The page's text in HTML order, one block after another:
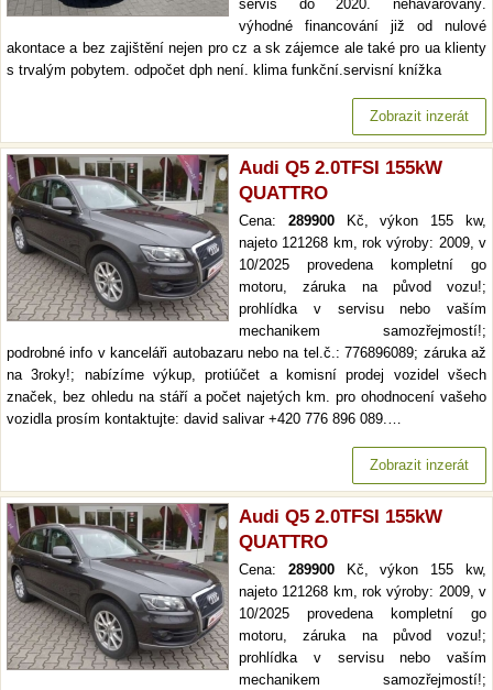
servis do 2020. nehavarovaný.
výhodné financování již od nulové
akontace a bez zajištění nejen pro cz a sk zájemce ale také pro ua klienty
s trvalým pobytem. odpočet dph není. klima funkční.servisní knížka
Zobrazit inzerát
Audi Q5 2.0TFSI 155kW
QUATTRO
Cena: 289900Kč, výkon 155 kw,
najeto 121268 km, rok výroby: 2009, v
10/2025 provedena kompletní go
motoru, záruka na původ vozu!;
prohlídka v servisu nebo vaším
mechanikem samozřejmostí!;
podrobné info v kanceláři autobazaru nebo na tel.č.: 776896089; záruka až
na 3roky!; nabízíme výkup, protiúčet a komisní prodej vozidel všech
značek, bez ohledu na stáří a počet najetých km. pro ohodnocení vašeho
vozidla prosím kontaktujte: david salivar +420 776 896 089.…
Zobrazit inzerát
Audi Q5 2.0TFSI 155kW
QUATTRO
Cena: 289900Kč, výkon 155 kw,
najeto 121268 km, rok výroby: 2009, v
10/2025 provedena kompletní go
motoru, záruka na původ vozu!;
prohlídka v servisu nebo vaším
mechanikem samozřejmostí!;